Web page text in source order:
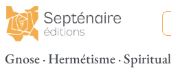
Gnose · Hermétisme ·